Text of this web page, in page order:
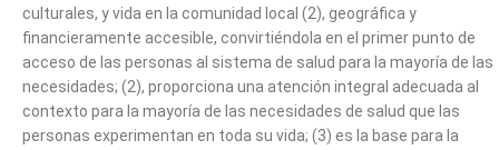
culturales, y vida en la comunidad local (2), geográfica y
financieramente accesible, convirtiéndola en el primer punto de
acceso de las personas al sistema de salud para la mayoría de las
necesidades; (2), proporciona una atención integral adecuada al
contexto para la mayoría de las necesidades de salud que las
personas experimentan en toda su vida; (3) es la base para la